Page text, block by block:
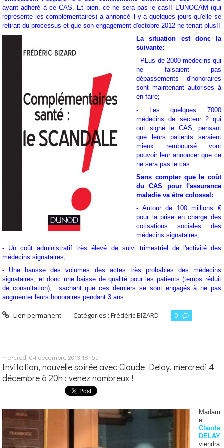
ayant adhéré à ce CAS. Et bien, ce ne sera pas le cas!! L'UNOCAM (qui
représente les complémentaires) a annoncé il y a quelques jours qu'elle se
retirait du processus et que son engagement d'octobre 2012 ne tenait plus!!
La situation est donc la
suivante:
- PLus de 2000 médecins qui
ne faisaient pas
dépassements d'honoraires
sont maintenant autorisés à
en faire;
- Les quelques 7000
médecins de secteur 2 qui
ont signé le CAS, pensant
que leurs patients seraient
mieux remboursé vont
pouvoir leur annoncer que ce
ne sera pas le cas.
Sans compter que le coût
du CAS pour l'assurance
maladie va être colossal:
- Autour de 100 millions €
pour la prise en charge des
cotisations sociales des
médecins signataires;
- Un coût administratif très élevé de suivi trimestriel de l'activité des
médecins signataires;
- Une hausse des volumes des actes très probables des médecins
signataires, et donc une baisse de qualité pour les patients (temps réduit
de consultation), sachant que ces derniers se sont engagés à ne pas
augmenter leurs honoraires pendant 3 ans.
Lien permanent Catégories :Frédéric BIZARD 0
mercredi 04 décembre 2013 18h55
Invitation, nouvelle soirée avec Claude Delay, mercredi 4
décembre à 20h : venez nombreux !
Madam
e
Claude
DELAY
viendra